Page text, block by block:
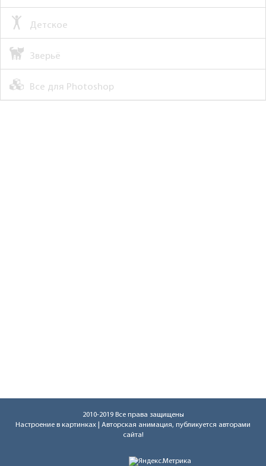
Детское
Зверьё
Все для Photoshop
2010-2019 Все права защищены
Настроение в картинках | Авторская анимация, публикуется авторами
сайта!